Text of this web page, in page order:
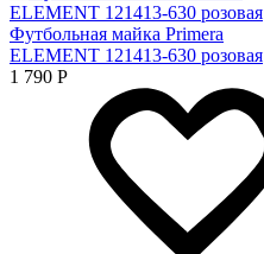
Футбольная майка Primera
ELEMENT 121413-630 розовая
1 790 Р